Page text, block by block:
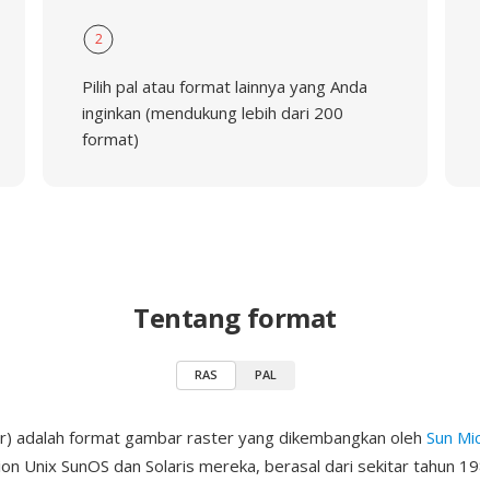
2
Pilih pal atau format lainnya yang Anda
inginkan (mendukung lebih dari 200
format)
Tentang format
RAS PAL
adalah format gambar raster yang dikembangkan oleh Sun
Unix SunOS dan Solaris mereka, berasal dari sekitar tahun